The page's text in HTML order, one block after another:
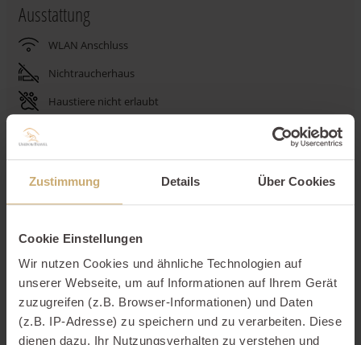
Zustimmung Details Über Cookies
Cookie Einstellungen
Wir nutzen Cookies und ähnliche Technologien auf
unserer Webseite, um auf Informationen auf Ihrem Gerät
zuzugreifen (z.B. Browser-Informationen) und Daten
(z.B. IP-Adresse) zu speichern und zu verarbeiten. Diese
dienen dazu, Ihr Nutzungsverhalten zu verstehen und
Ausstattung
WLAN Anschluss
Nichtraucherhaus
Haustiere nicht erlaubt
Balkon
Parkplatz
Spülmaschine
Beschreibung
Ausstattungen